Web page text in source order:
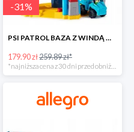
-31%
PSI PATROL BAZA Z WINDĄ WIEŻA + POJAZD AUTO REX -30%
179.90 zł259.89 zł*